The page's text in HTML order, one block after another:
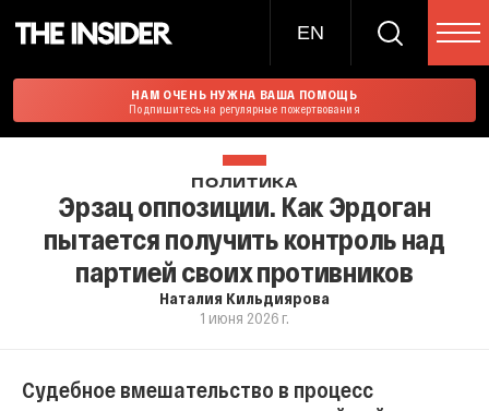
EN
НАМ ОЧЕНЬ НУЖНА ВАША ПОМОЩЬ
Подпишитесь на регулярные пожертвования
ПОЛИТИКА
Эрзац оппозиции. Как Эрдоган
пытается получить контроль над
партией своих противников
Наталия Кильдиярова
1 июня 2026 г.
Судебное вмешательство в процесс